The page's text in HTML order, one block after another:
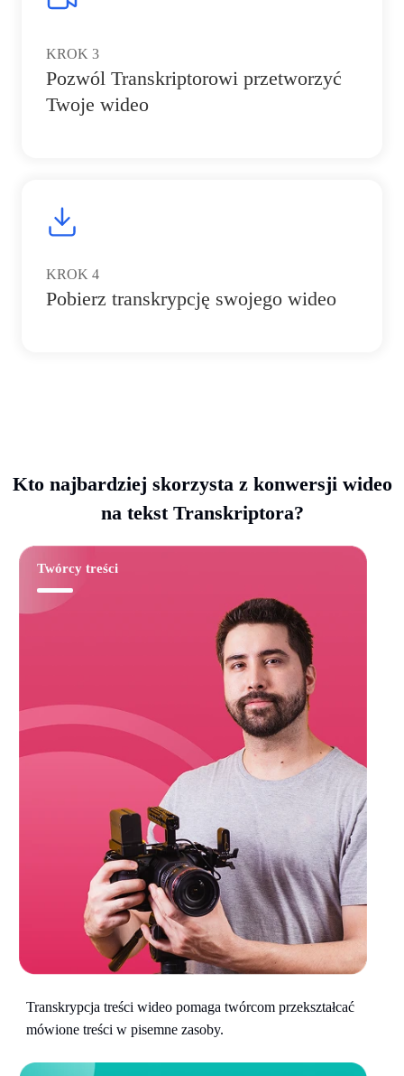
KROK 3
Pozwól Transkriptorowi przetworzyć
Twoje wideo
KROK 4
Pobierz transkrypcję swojego wideo
Kto najbardziej skorzysta z konwersji wideo
na tekst Transkriptora?
Twórcy treści
Transkrypcja treści wideo pomaga twórcom przekształcać
mówione treści w pisemne zasoby.